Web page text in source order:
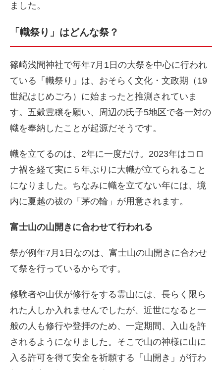
ました。
「幟祭り」はどんな祭？
篠崎浅間神社で毎年7月1日の大祭を中心に行われ
ている「幟祭り」は、おそらく文化・文政期（19
世紀はじめごろ）に始まったと推測されていま
す。五穀豊穣を願い、周辺の氏子5地区で各一対の
幟を奉納したことが起源だそうです。
幟を立てるのは、2年に一度だけ。2023年はコロ
ナ禍を経て実に５年ぶりに大幟が立てられること
になりました。ちなみに幟を立てない年には、境
内に夏越の祓の「茅の輪」が用意されます。
富士山の山開きに合わせて行われる
祭が例年7月1日なのは、富士山の山開きに合わせ
て祭を行っているからです。
修験者や山伏が修行をする霊山には、長らく限ら
れた人しか入れませんでしたが、近世になると一
般の人も修行や登拝のため、一定期間、入山を許
されるようになりました。そこで山の神様に山に
入る許可を得て安全を祈願する「山開き」が行わ